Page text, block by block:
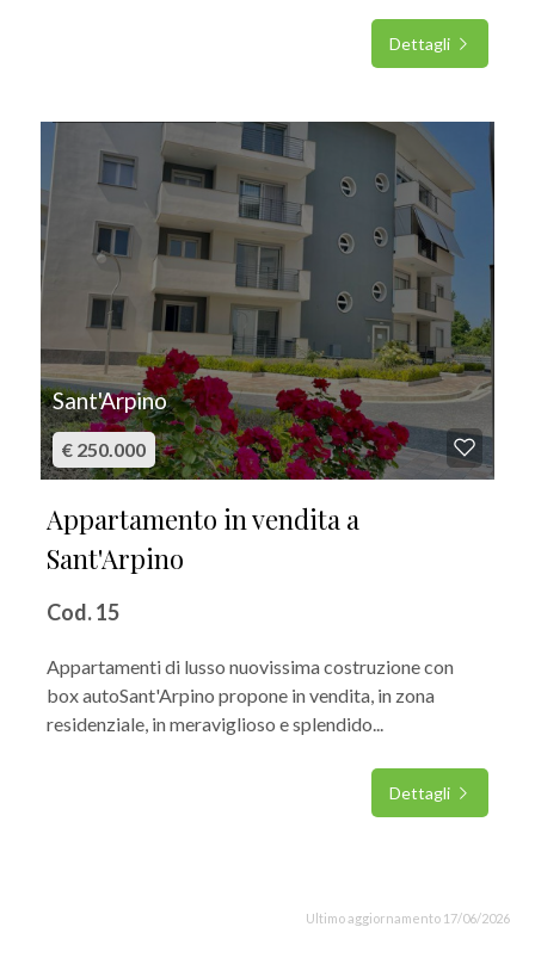
Dettagli
Sant'Arpino
€ 250.000
Appartamento in vendita a
Sant'Arpino
Cod. 15
Appartamenti di lusso nuovissima costruzione con
box autoSant'Arpino propone in vendita, in zona
residenziale, in meraviglioso e splendido...
Dettagli
Ultimo aggiornamento 17/06/2026